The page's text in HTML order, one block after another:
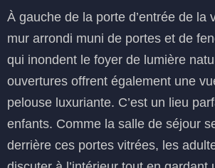
À gauche de la porte d’entrée de la
mur arrondi muni de portes et de
qui inondent le foyer de lumière
ouvertures offrent également une
pelouse luxuriante. C’est un lieu
enfants. Comme la salle de séjour
derrière ces portes vitrées, les